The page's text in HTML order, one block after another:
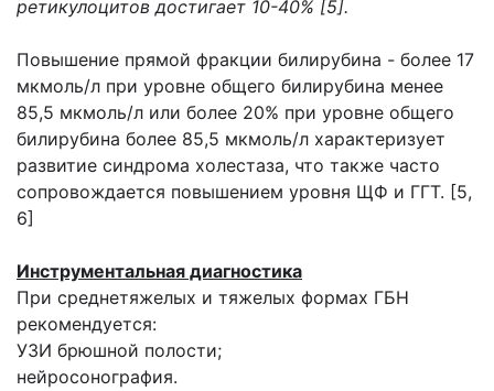
ретикулоцитов достигает 10-40% [5].
Повышение прямой фракции билирубина - более 17
мкмоль/л при уровне общего билирубина менее
85,5 мкмоль/л или более 20% при уровне общего
билирубина более 85,5 мкмоль/л характеризует
развитие синдрома холестаза, что также часто
сопровождается повышением уровня ЩФ и ГГТ. [5,
6]
Инструментальная диагностика
При среднетяжелых и тяжелых формах ГБН
рекомендуется:
УЗИ брюшной полости;
нейросонография.